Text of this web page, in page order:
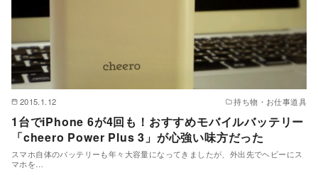
2015.1.12 持ち物・お仕事道具
1台でiPhone 6が4回も！おすすめモバイルバッテリー
「cheero Power Plus 3」が心強い味方だった
スマホ自体のバッテリーも年々大容量になってきましたが、外出先でヘビーにス
マホを…